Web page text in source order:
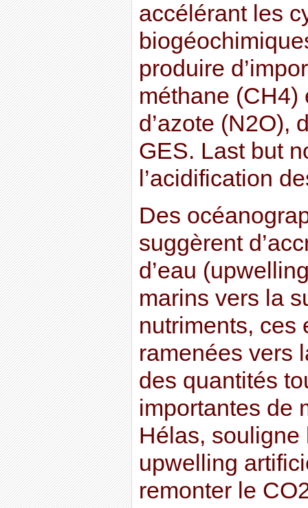
accélérant les
produire
méthane (CH4)
d’azote (N2O),
GES. Last but
l’acidification
Des
suggèrent
d’eau
marins vers la
nutriments, ces
ramenées vers
des quantités
importantes de
Hélas, souligne
upwelling
remonter le